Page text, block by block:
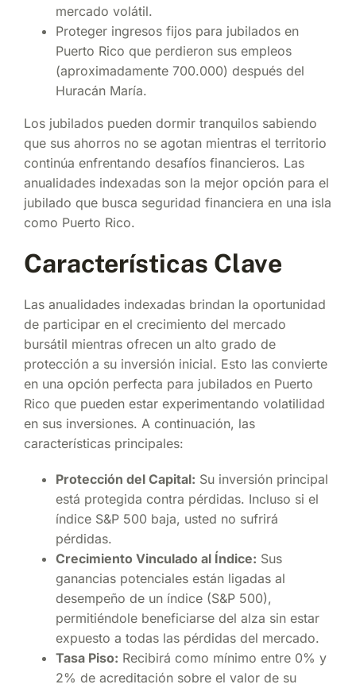
mercado volátil.
Proteger ingresos fijos para jubilados en
Puerto Rico que perdieron sus empleos
(aproximadamente 700.000) después del
Huracán María.
Los jubilados pueden dormir tranquilos sabiendo
que sus ahorros no se agotan mientras el territorio
continúa enfrentando desafíos financieros. Las
anualidades indexadas son la mejor opción para el
jubilado que busca seguridad financiera en una isla
como Puerto Rico.
Características Clave
Las anualidades indexadas brindan la oportunidad
de participar en el crecimiento del mercado
bursátil mientras ofrecen un alto grado de
protección a su inversión inicial. Esto las convierte
en una opción perfecta para jubilados en Puerto
Rico que pueden estar experimentando volatilidad
en sus inversiones. A continuación, las
características principales:
Protección del Capital: Su inversión principal
está protegida contra pérdidas. Incluso si el
índice S&P 500 baja, usted no sufrirá
pérdidas.
Crecimiento Vinculado al Índice: Sus
ganancias potenciales están ligadas al
desempeño de un índice (S&P 500),
permitiéndole beneficiarse del alza sin estar
expuesto a todas las pérdidas del mercado.
Tasa Piso: Recibirá como mínimo entre 0% y
2% de acreditación sobre el valor de su